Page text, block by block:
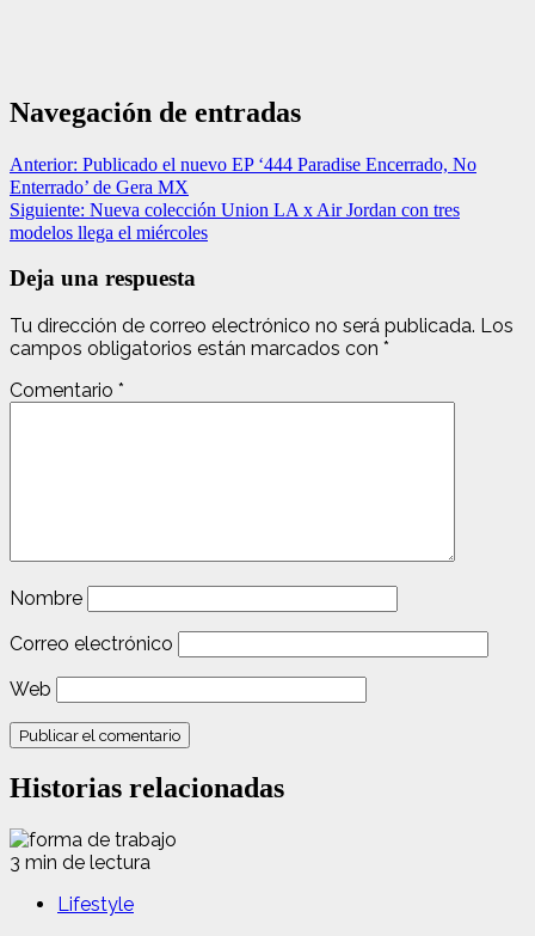
Navegación de entradas
Anterior: Publicado el nuevo EP ‘444 Paradise Encerrado, No
Enterrado’ de Gera MX
Siguiente: Nueva colección Union LA x Air Jordan con tres
modelos llega el miércoles
Deja una respuesta
Tu dirección de correo electrónico no será publicada. Los
campos obligatorios están marcados con *
Comentario *
Nombre
Correo electrónico
Web
Historias relacionadas
3 min de lectura
Lifestyle